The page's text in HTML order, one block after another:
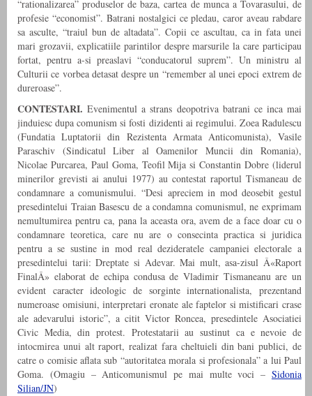
“rationalizarea” produselor de baza, cartea de munca a Tovarasului, de
profesie “economist”. Batrani nostalgici ce pledau, caror aveau rabdare
sa asculte, “traiul bun de altadata”. Copii ce ascultau, ca in fata unei
mari grozavii, explicatiile parintilor despre marsurile la care participau
fortat, pentru a-si preaslavi “conducatorul suprem”. Un ministru al
Culturii ce vorbea detasat despre un “remember al unei epoci extrem de
dureroase”.
CONTESTARI.Evenimentul a strans deopotriva batrani ce inca mai
jinduiesc dupa comunism si fosti dizidenti ai regimului. Zoea Radulescu
(Fundatia Luptatorii din Rezistenta Armata Anticomunista), Vasile
Paraschiv (Sindicatul Liber al Oamenilor Muncii din Romania),
Nicolae Purcarea, Paul Goma, Teofil Mija si Constantin Dobre (liderul
minerilor grevisti ai anului 1977) au contestat raportul Tismaneau de
condamnare a comunismului. “Desi apreciem in mod deosebit gestul
presedintelui Traian Basescu de a condamna comunismul, ne exprimam
nemultumirea pentru ca, pana la aceasta ora, avem de a face doar cu o
condamnare teoretica, care nu are o consecinta practica si juridica
pentru a se sustine in mod real dezideratele campaniei electorale a
presedintelui tarii: Dreptate si Adevar. Mai mult, asa-zisul Â«Raport
FinalÂ» elaborat de echipa condusa de Vladimir Tismaneanu are un
evident caracter ideologic de sorginte internationalista, prezentand
numeroase omisiuni, interpretari eronate ale faptelor si mistificari crase
ale adevarului istoric”, a citit Victor Roncea, presedintele Asociatiei
Civic Media, din protest. Protestatarii au sustinut ca e nevoie de
intocmirea unui alt raport, realizat fara cheltuieli din bani publici, de
catre o comisie aflata sub “autoritatea morala si profesionala” a lui Paul
Goma. (Omagiu – Anticomunismul pe mai multe voci – Sidonia
Silian/JN)